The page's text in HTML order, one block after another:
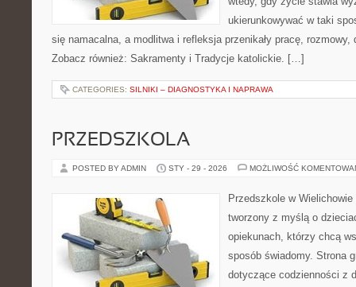
ukierunkowywać w taki
się namacalna, a modlitwa i refleksja przenikały pracę,
Zobacz również: Sakramenty i Tradycje katolickie. […]
CATEGORIES: SILNIKI – DIAGNOSTYKA I NAPRAWA
PRZEDSZKOLA
POSTED BY ADMIN STY - 29 - 2026 MOŻLIWOŚĆ
Przedszkole w
tworzony z myślą o
opiekunach, którzy chcą
sposób świadomy. Strona
dotyczące codzienności z